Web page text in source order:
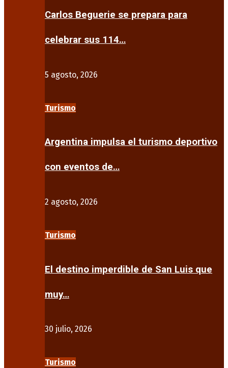
Carlos Beguerie se prepara para
celebrar sus 114…
5 agosto, 2026
Turismo
Argentina impulsa el turismo deportivo
con eventos de…
2 agosto, 2026
Turismo
El destino imperdible de San Luis que
muy…
30 julio, 2026
Turismo